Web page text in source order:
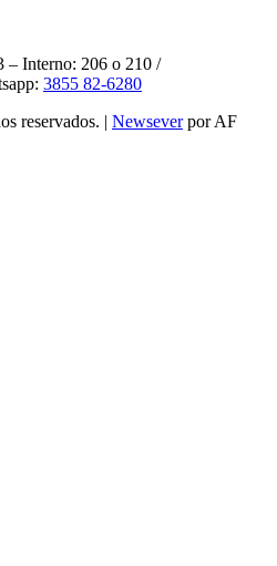
– Interno: 206 o 210 /
3855 82-6280
reservados. | Newseverpor AF